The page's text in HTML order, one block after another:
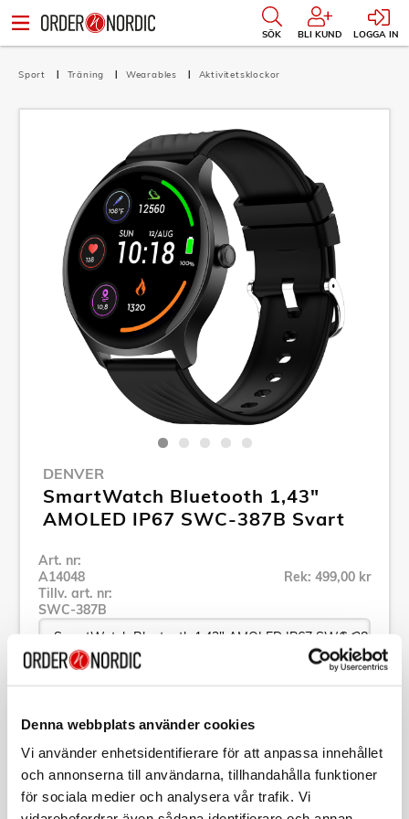
Denna webbplats använder cookies
Vi använder enhetsidentifierare för att anpassa innehållet
och annonserna till användarna, tillhandahålla funktioner
för sociala medier och analysera vår trafik. Vi
SÖK BLI KUND LOGGA IN
Sport Träning Wearables Aktivitetsklockor
DENVER
SmartWatch Bluetooth 1,43"
AMOLED IP67 SWC-387B Svart
Art. nr:
A14048
Tillv. art. nr:
SWC-387B
Rek: 499,00 kr
Specifikation
Beskrivning